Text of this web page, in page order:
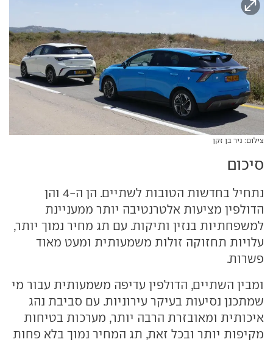
צילום: ניר בן זקן
סיכום
נתחיל בחדשות הטובות לשתיים. הן ה-4 והן
הדולפין מציעות אלטרנטיבה יותר ממעניינת
למשפחתיות בנזין ותיקות. עם תג מחיר נמוך יותר,
עלויות תחזוקה זולות משמעותית ומעט מאוד
פשרות.
ומבין השתיים, הדולפין עדיפה משמעותית עבור מי
שמתכנן נסיעות בעיקר עירוניות. עם סביבת נהג
איכותית ומאובזרת הרבה יותר, מערכות בטיחות
מקיפות יותר ובכל זאת, תג המחיר נמוך בלא פחות